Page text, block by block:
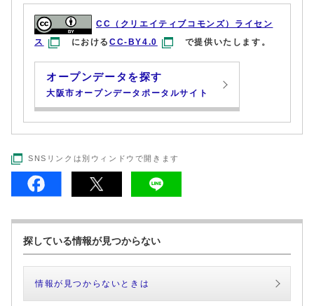
CC（クリエイティブコモンズ）ライセン
ス
におけるCC-BY4.0 で提供いたします。
オープンデータを探す
大阪市オープンデータポータルサイト
SNSリンクは別ウィンドウで開きます
探している情報が見つからない
情報が見つからないときは